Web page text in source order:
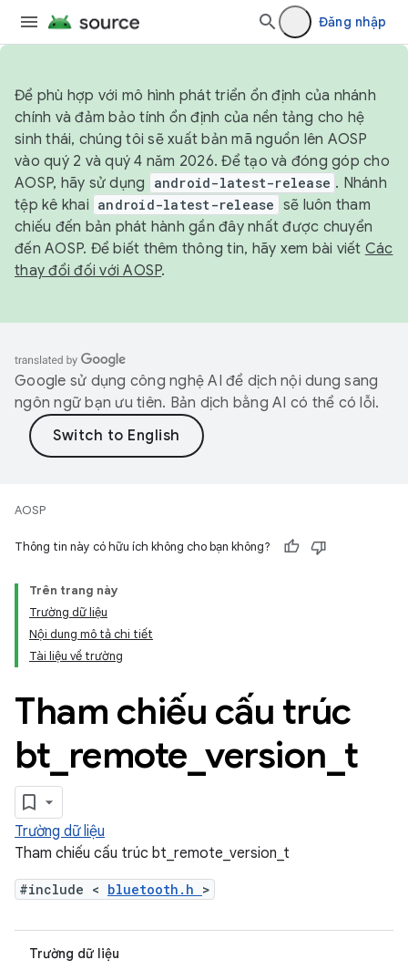
Đăng nhập
Để phù hợp với mô hình phát triển ổn định của nhánh
chính và đảm bảo tính ổn định của nền tảng cho hệ
sinh thái, chúng tôi sẽ xuất bản mã nguồn lên AOSP
vào quý 2 và quý 4 năm 2026. Để tạo và đóng góp cho
AOSP, hãy sử dụng
android-latest-release . Nhánh
tệp kê khai android-latest-release sẽ luôn tham
chiếu đến bản phát hành gần đây nhất được chuyển
đến AOSP. Để biết thêm thông tin, hãy xem bài viết Các
thay đổi đối với AOSP.
Google sử dụng công nghệ AI để dịch nội dung sang
ngôn ngữ bạn ưu tiên. Bản dịch bằng AI có thể có lỗi.
AOSP
Thông tin này có hữu ích không cho bạn không?
Trên trang này
Trường dữ liệu
Nội dung mô tả chi tiết
Tài liệu về trường
Tham chiếu cấu trúc
bt remote version t
Trường dữ liệu
Tham chiếu cấu trúc bt_remote_version_t
#include < bluetooth.h >
Trường dữ liệu